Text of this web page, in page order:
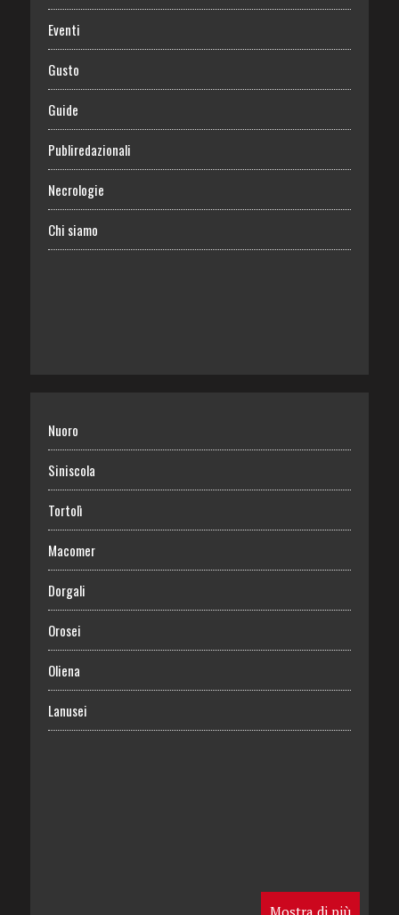
Eventi
Gusto
Guide
Publiredazionali
Necrologie
Chi siamo
Nuoro
Siniscola
Tortolì
Macomer
Dorgali
Orosei
Oliena
Lanusei
Mostra di più